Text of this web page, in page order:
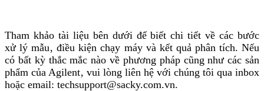
Tham khảo tài liệu bên dưới để biết chi tiết về các bước
xử lý mẫu‚ điều kiện chạy máy và kết quả phân tích. Nếu
có bất kỳ thắc mắc nào về phương pháp cũng như các sản
phẩm của Agilent‚ vui lòng liên hệ với chúng tôi qua inbox
hoặc email: techsupport@sacky.com.vn.